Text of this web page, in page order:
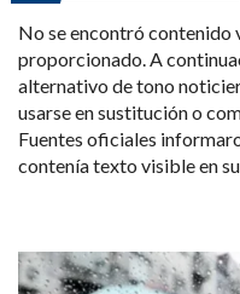
No se encontró
proporcionado. A
alternativo de tono
usarse en sustitución o
Fuentes oficiales
contenía texto visible en